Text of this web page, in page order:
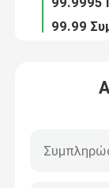
Ειδήσεις
Ζητήστε